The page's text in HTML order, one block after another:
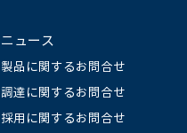
ニュース
製品に関するお問合せ
調達に関するお問合せ
採用に関するお問合せ